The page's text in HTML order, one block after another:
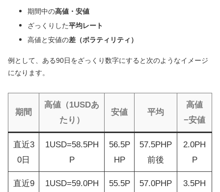
期間中の高値・安値
ざっくりした平均レート
高値と安値の差（ボラティリティ）
例として、ある90日をざっくり数字にすると次のようなイメージ
になります。
期間
高値（1USDあ
たり）
安値 平均
高値
−安値
直近3
0日
1USD=58.5PH
P
56.5P
HP
57.5PHP
前後
2.0PH
P
直近9
1USD=59.0PH
55.5P
57.0PHP
3.5PH